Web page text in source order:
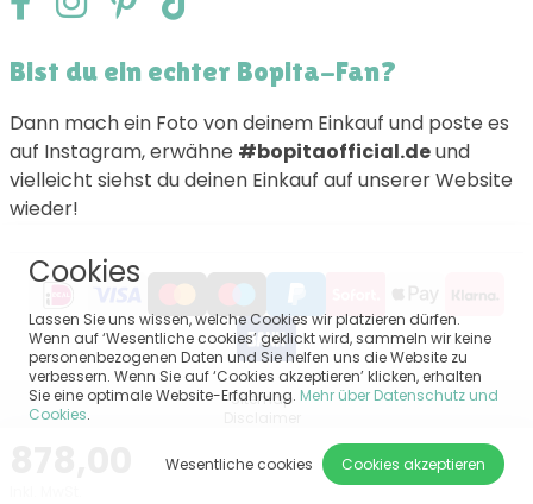
Bist du ein echter Bopita-Fan?
Dann mach ein Foto von deinem Einkauf und poste es
auf Instagram, erwähne #bopitaofficial.deund
vielleicht siehst du deinen Einkauf auf unserer Website
wieder!
Sitemap
Allgemeine Bedingungen und Konditionen
Impressum
Cookies
Lassen Sie uns wissen, welche Cookies wir platzieren dürfen.
Wenn auf ‘Wesentliche cookies’ geklickt wird, sammeln wir keine
personenbezogenen Daten und Sie helfen uns die Website zu
verbessern. Wenn Sie auf ‘Cookies akzeptieren’ klicken, erhalten
Sie eine optimale Website-Erfahrung. Mehr über Datenschutz und
Cookies.
Cookies akzeptieren
Wesentliche cookies